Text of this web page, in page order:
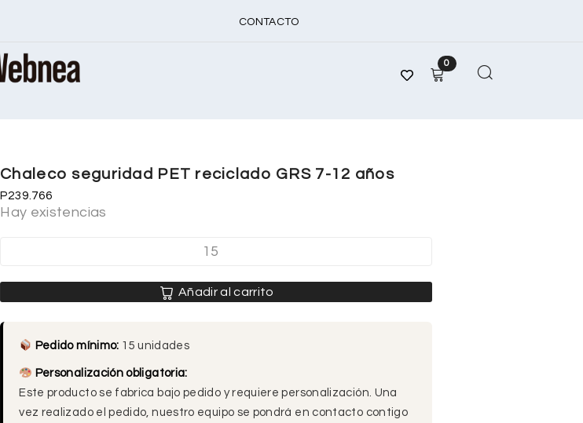
CONTACTO
0
Chaleco seguridad PET reciclado GRS 7-12 años
P239.766
Hay existencias
Añadir al carrito
Pedido mínimo: 15 unidades
Personalización obligatoria:
Este producto se fabrica bajo pedido y requiere personalización. Una
vez realizado el pedido, nuestro equipo se pondrá en contacto contigo